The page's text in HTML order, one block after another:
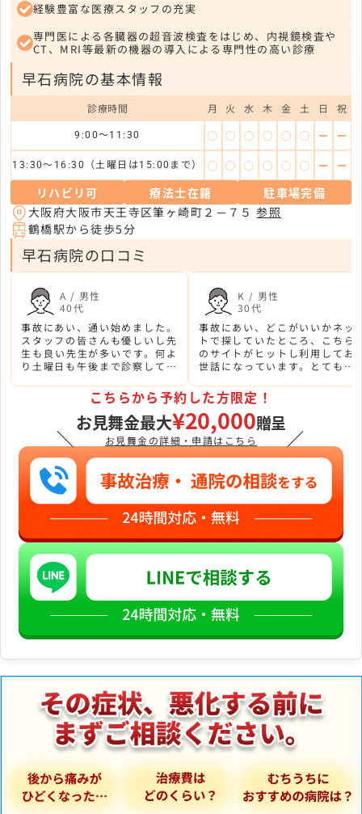
経験豊富な医療スタッフの充実
専門医による各臓器の超音波検査をはじめ、内視鏡検査や
CT、MRI等最新の機器の導入による専門性の高い診療
早石病院の基本情報
診療時間 月 火 水 木 金 土 日 祝
9:00～11:30 ◯ ◯ ◯ ◯ ◯ ◯ ー ー
13:30～16:30（土曜日は15:00まで） ◯ ◯ ◯ ◯ ◯ ◯ ー ー
リハビリ可 療法士在籍
駐車場完備
大阪府大阪市天王寺区筆ヶ崎町２－７５参照
鶴橋駅から徒歩5分
早石病院の口コミ
A / 男性
40代
事故にあい、通い始めました。
スタッフの皆さんも優しいし先
生も良い先生が多いです。何よ
り土曜日も午後まで診察してい
K / 男性
30代
事故にあい、どこがいいかネッ
トで探していたところ、こちら
のサイトがヒットし利用してお
世話になっています。とても綺
す。よかったです。
＼
こちらから予約した方限定！
お見舞金最大¥20,000贈呈
お見舞金の詳細・申請はこちら ／